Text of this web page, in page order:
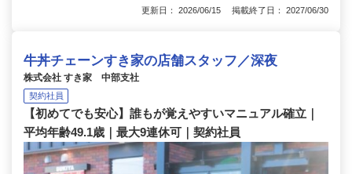
更新日： 2026/06/15 掲載終了日： 2027/06/30
牛丼チェーンすき家の店舗スタッフ／深夜
株式会社 すき家 中部支社
契約社員
【初めてでも安心】誰もが覚えやすいマニュアル確立｜
平均年齢49.1歳｜最大9連休可｜契約社員